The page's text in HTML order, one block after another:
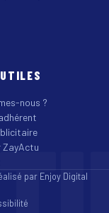
nous ?
ZayActu
par Enjoy Digital